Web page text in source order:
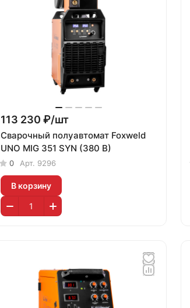
113 230 ₽/шт
Сварочный полуавтомат Foxweld
UNO MIG 351 SYN (380 В)
0 Арт. 9296
В корзину